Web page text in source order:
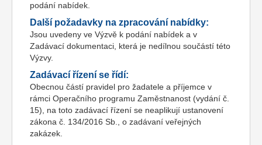
podání nabídek.
Další požadavky na zpracování nabídky:
Jsou uvedeny ve Výzvě k podání nabídek a v
Zadávací dokumentaci, která je nedílnou součástí této
Výzvy.
Zadávací řízení se řídí:
Obecnou částí pravidel pro žadatele a příjemce v
rámci Operačního programu Zaměstnanost (vydání č.
15), na toto zadávací řízení se neaplikují ustanovení
zákona č. 134/2016 Sb., o zadávaní veřejných
zakázek.